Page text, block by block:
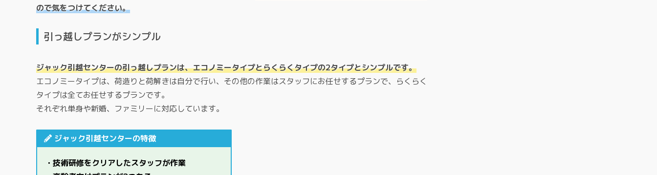
ので気をつけてください。
引っ越しプランがシンプル
ジャック引越センターの引っ越しプランは、エコノミータイプとらくらくタイプの2タイプとシンプルです。
エコノミータイプは、荷造りと荷解きは自分で行い、その他の作業はスタッフにお任せするプランで、らくらく
タイプは全てお任せするプランです。
それぞれ単身や新婚、ファミリーに対応しています。
ジャック引越センターの特徴
・技術研修をクリアしたスタッフが作業